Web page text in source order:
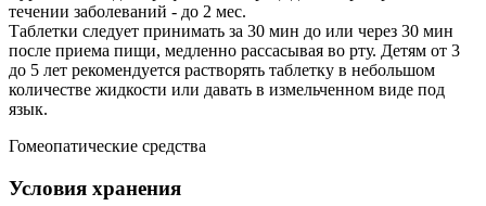
течении заболеваний - до 2 мес.
Таблетки следует принимать за 30 мин до или через 30 мин
после приема пищи, медленно рассасывая во рту. Детям от 3
до 5 лет рекомендуется растворять таблетку в небольшом
количестве жидкости или давать в измельченном виде под
язык.
Гомеопатические средства
Условия хранения